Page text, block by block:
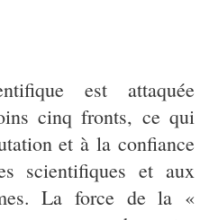
est attaquée
cinq fronts, ce qui
et à la confiance
scientifiques et aux
La force de la «